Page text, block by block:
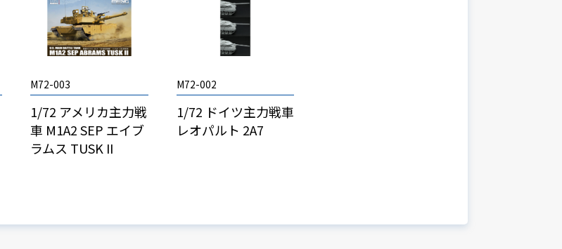
M72-003
1/72 アメリカ主力戦
車 M1A2 SEP エイブ
ラムス TUSK II
M72-002
1/72 ドイツ主力戦車
レオパルト 2A7